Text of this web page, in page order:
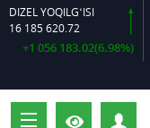
620.72
183.02(6.98%)